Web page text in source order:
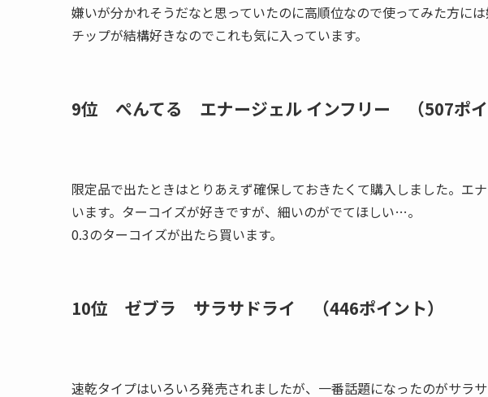
嫌いが分かれそうだなと思っていたのに高順位なので使ってみた方に
チップが結構好きなのでこれも気に入っています。
9位 ぺんてる エナージェル インフリー （507ポイ
限定品で出たときはとりあえず確保しておきたくて購入しました。エ
います。ターコイズが好きですが、細いのがでてほしい…。
0.3のターコイズが出たら買います。
10位 ゼブラ サラサドライ （446ポイント）
速乾タイプはいろいろ発売されましたが、一番話題になったのがサラサ